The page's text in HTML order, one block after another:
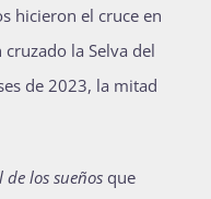
hicieron el cruce en
la Selva del
de 2023, la mitad
los sueños que